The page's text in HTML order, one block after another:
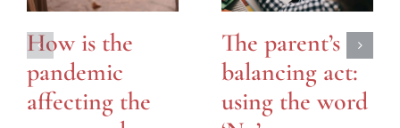
How is the
pandemic
affecting the
The parent’s
balancing act:
using the word